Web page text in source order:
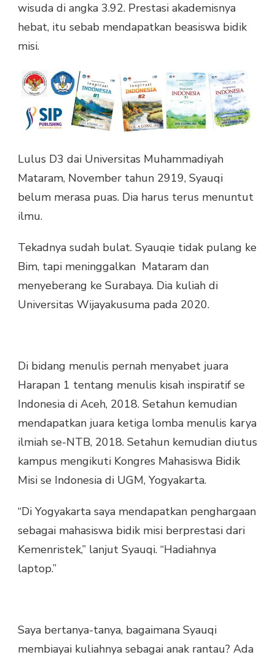
wisuda di angka 3.92. Prestasi akademisnya
hebat, itu sebab mendapatkan beasiswa bidik
misi.
Lulus D3 dai Universitas Muhammadiyah
Mataram, November tahun 2919, Syauqi
belum merasa puas. Dia harus terus menuntut
ilmu.
Tekadnya sudah bulat. Syauqie tidak pulang ke
Bim, tapi meninggalkan Mataram dan
menyeberang ke Surabaya. Dia kuliah di
Universitas Wijayakusuma pada 2020.
Di bidang menulis pernah menyabet juara
Harapan 1 tentang menulis kisah inspiratif se
Indonesia di Aceh, 2018. Setahun kemudian
mendapatkan juara ketiga lomba menulis karya
ilmiah se-NTB, 2018. Setahun kemudian diutus
kampus mengikuti Kongres Mahasiswa Bidik
Misi se Indonesia di UGM, Yogyakarta.
“Di Yogyakarta saya mendapatkan penghargaan
sebagai mahasiswa bidik misi berprestasi dari
Kemenristek,” lanjut Syauqi. “Hadiahnya
laptop.”
Saya bertanya-tanya, bagaimana Syauqi
membiayai kuliahnya sebagai anak rantau? Ada